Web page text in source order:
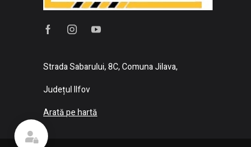
Strada Sabarului, 8C, Comuna Jilava,
Județul Ilfov
Arată pe hartă